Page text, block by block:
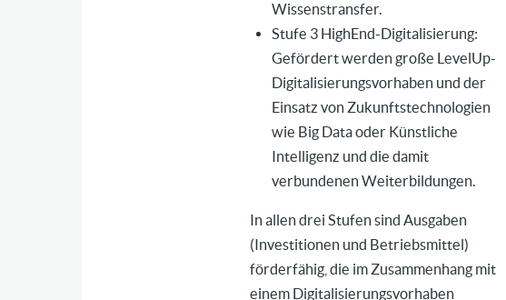
Wissenstransfer.
Stufe 3 HighEnd-Digitalisierung:
Gefördert werden große LevelUp-
Digitalisierungsvorhaben und der
Einsatz von Zukunftstechnologien
wie Big Data oder Künstliche
Intelligenz und die damit
verbundenen Weiterbildungen.
In allen drei Stufen sind Ausgaben
(Investitionen und Betriebsmittel)
förderfähig, die im Zusammenhang mit
einem Digitalisierungsvorhaben